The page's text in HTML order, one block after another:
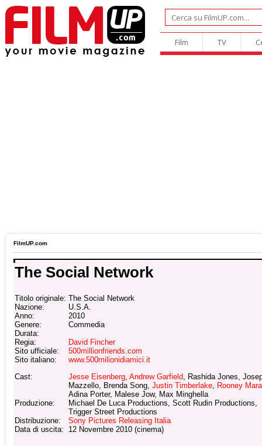
Film TV
FilmUP.com
The Social Network
Titolo originale: The Social Network
Nazione:
U.S.A.
Anno:
2010
Genere:
Commedia
Durata:
Regia:
David Fincher
Sito ufficiale:
500millionfriends.com
Sito italiano:
www.500milionidiamici.it
Cast:
Jesse Eisenberg, Andrew Garfield, Rashida Jones,
Mazzello, Brenda Song, Justin Timberlake, Rooney Mara
Adina Porter, Malese Jow, Max Minghella
Produzione:
Michael De Luca Productions, Scott Rudin Productions,
Trigger Street Productions
Distribuzione:
Sony Pictures Releasing Italia
Data di uscita:
12 Novembre 2010 (cinema)